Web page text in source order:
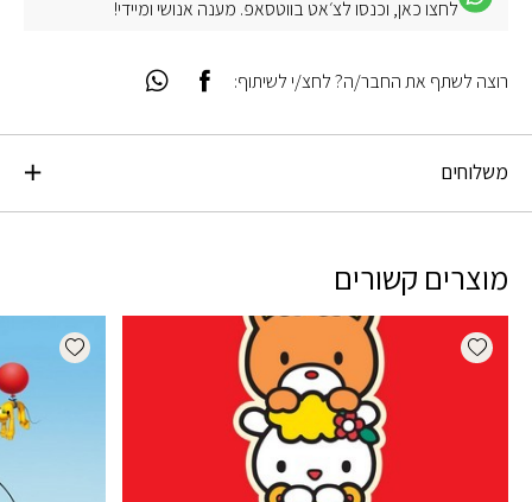
לחצו כאן, וכנסו לצ׳אט בווטסאפ. מענה אנושי ומיידי!
משלוחים
רוצה לשתף את החבר/ה? לחצ/י לשיתוף:
מוצרים קשורים
Add wishlist
wishlist